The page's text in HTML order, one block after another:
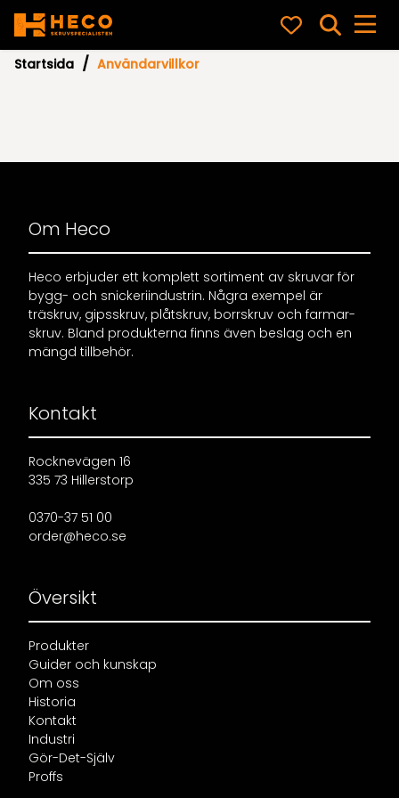
Startsida Användarvillkor
Om Heco
Heco erbjuder ett komplett sortiment av skruvar för
bygg- och snickeriindustrin. Några exempel är
träskruv, gipsskruv, plåtskruv, borrskruv och farmar-
skruv. Bland produkterna finns även beslag och en
mängd tillbehör.
Kontakt
Rocknevägen 16
335 73 Hillerstorp
0370-37 51 00
order@heco.se
Översikt
Produkter
Guider och kunskap
Om oss
Historia
Kontakt
Industri
Gör-Det-Själv
Proffs